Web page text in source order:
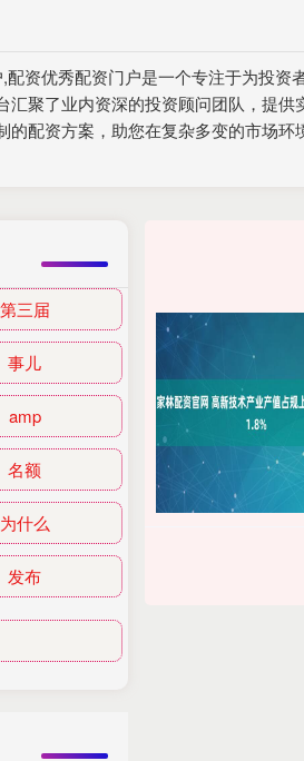
资优秀配资门户是一个专注于为投
汇聚了业内资深的投资顾问团队，提
的配资方案，助您在复杂多变的市场
第三届
事儿
amp
名额
为什么
发布